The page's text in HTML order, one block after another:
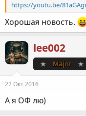
https://youtu.be/
Хорошая новость.
lee002
22 Окт 2016
А я ОФ лю)